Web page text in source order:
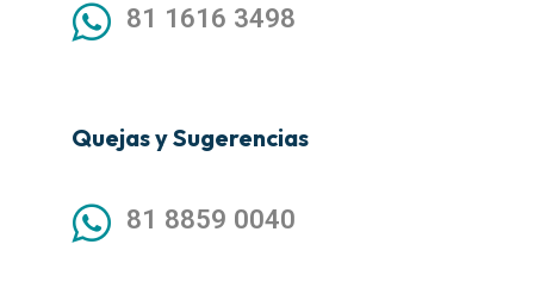
81 1616 3498
Quejas y Sugerencias
81 8859 0040